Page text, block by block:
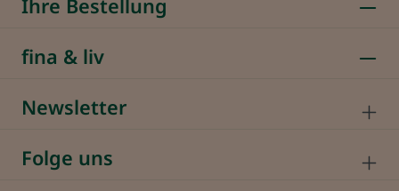
Ihre Bestellung
fina & liv
Newsletter
Folge uns